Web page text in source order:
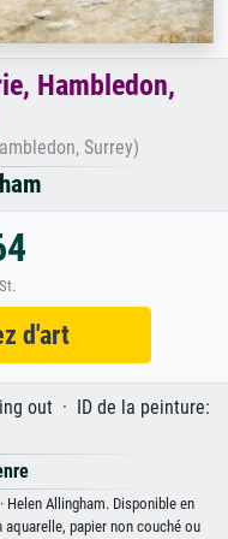
Hambledon,
Surrey)
d'art
out · ID de la peinture:
Helen Allingham. Disponible en
papier non couché ou